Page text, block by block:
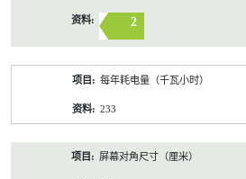
2
每年耗电量（千瓦小时）
233
屏幕对角尺寸（厘米）